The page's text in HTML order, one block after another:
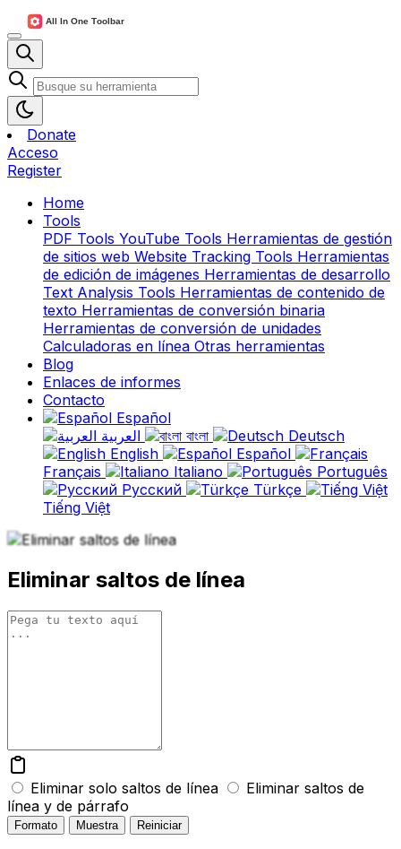
Donate
Acceso
Register
Home
Tools
PDF Tools YouTube Tools Herramientas de gestión
de sitios web Website Tracking Tools Herramientas
de edición de imágenes Herramientas de desarrollo
Text Analysis Tools Herramientas de contenido de
texto Herramientas de conversión binaria
Herramientas de conversión de unidades
Calculadoras en línea Otras herramientas
Blog
Enlaces de informes
Contacto
Español
বাংলা
Deutsch
English
Español
Français
Italiano
Português
Русский
Türkçe
Tiếng Việt
Eliminar saltos de línea
Eliminar solo saltos de línea
Eliminar saltos de
línea y de párrafo
Formato Muestra Reiniciar